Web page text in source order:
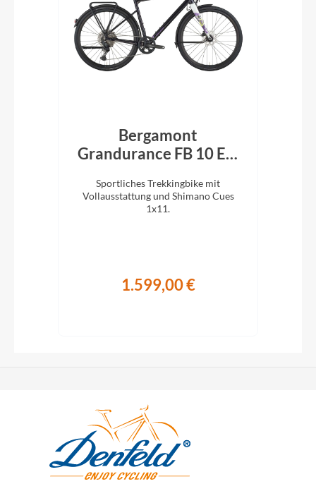
Bergamont
Grandurance FB 10 EQ
Sportliches Trekkingbike mit
Vollausstattung und Shimano Cues
1x11.
1.599,00 €